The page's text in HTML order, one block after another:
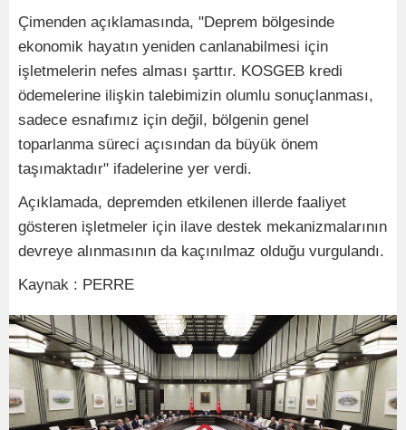
Çimenden açıklamasında, "Deprem bölgesinde
ekonomik hayatın yeniden canlanabilmesi için
işletmelerin nefes alması şarttır. KOSGEB kredi
ödemelerine ilişkin talebimizin olumlu sonuçlanması,
sadece esnafımız için değil, bölgenin genel
toparlanma süreci açısından da büyük önem
taşımaktadır" ifadelerine yer verdi.
Açıklamada, depremden etkilenen illerde faaliyet
gösteren işletmeler için ilave destek mekanizmalarının
devreye alınmasının da kaçınılmaz olduğu vurgulandı.
Kaynak : PERRE